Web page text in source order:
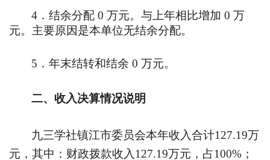
4 ．结余分配 0万元。与上年相比增加 0万
元。主要原因是本单位无结余分配。
5 ．年末结转和结余 0万元。
二、收入决算情况说明
九三学社镇江市委员会本年收入合计127.19万
元，其中：财政拨款收入 127.19万元，占100% ；